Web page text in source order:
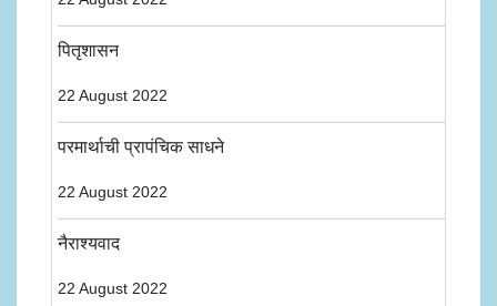
पितृशासन
22 August 2022
परमार्थाची प्रापंचिक साधने
22 August 2022
नैराश्यवाद
22 August 2022